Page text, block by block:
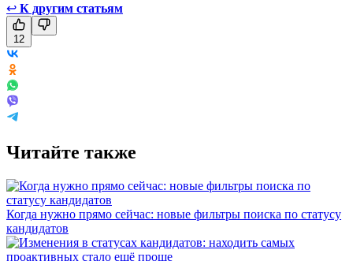
↩ К другим статьям
12
Читайте также
Когда нужно прямо сейчас: новые фильтры поиска по статусу
кандидатов